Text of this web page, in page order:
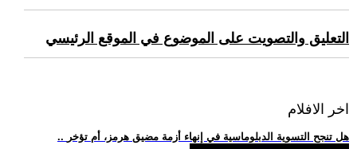
التعليق والتصويت على الموضوع في الموقع الرئيسي
اخر الافلام
.. هل تنجح التسوية الدبلوماسية في إنهاء أزمة مضيق هرمز، أم تؤخر